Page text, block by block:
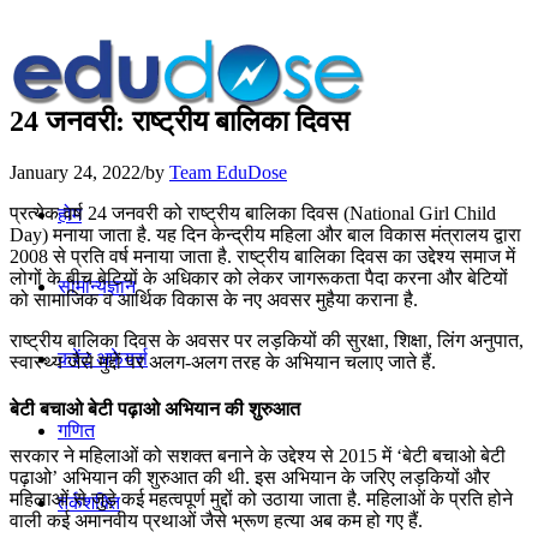
होम
सामान्यज्ञान
करेंट अफेयर्स
गणित
तर्कशक्ति
24 जनवरी: राष्‍ट्रीय बालिका दिवस
January 24, 2022/by Team EduDose
प्रत्येक वर्ष 24 जनवरी को राष्‍ट्रीय बालिका दिवस (National Girl Child
Day) मनाया जाता है. य‍ह दिन केन्‍द्रीय महिला और बाल विकास मंत्रालय द्वारा
2008 से प्रति वर्ष मनाया जाता है. राष्‍ट्रीय बालिका दिवस का उद्देश्‍य समाज में
लोगों के बीच बेटियों के अधिकार को लेकर जागरूकता पैदा करना और बेटियों
को सामाजिक व आर्थिक विकास के नए अवसर मुहैया कराना है.
राष्‍ट्रीय बालिका दिवस के अवसर पर लड़कियों की सुरक्षा, शिक्षा, लिंग अनुपात,
स्वास्थ्य जैसे मुद्दों पर अलग-अलग तरह के अभियान चलाए जाते हैं.
बेटी बचाओ बेटी पढ़ाओ अभियान की शुरुआत
सरकार ने महिलाओं को सशक्त बनाने के उद्देश्य से 2015 में ‘बेटी बचाओ बेटी
पढ़ाओ’ अभियान की शुरुआत की थी. इस अभियान के जरिए लड़कियों और
महिलाओं से जुड़े कई महत्वपूर्ण मुद्दों को उठाया जाता है. महिलाओं के प्रति होने
वाली कई अमानवीय प्रथाओं जैसे भ्रूण हत्या अब कम हो गए हैं.